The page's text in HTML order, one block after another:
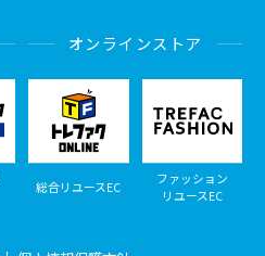
オンラインストア
総合リユースEC
ファッション
リユースEC